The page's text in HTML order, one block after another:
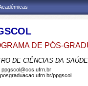
DE PÓS-
DE CIÊNCIAS DA SAÚDE
ppgscol@ccs.ufrn.br
ppgscol